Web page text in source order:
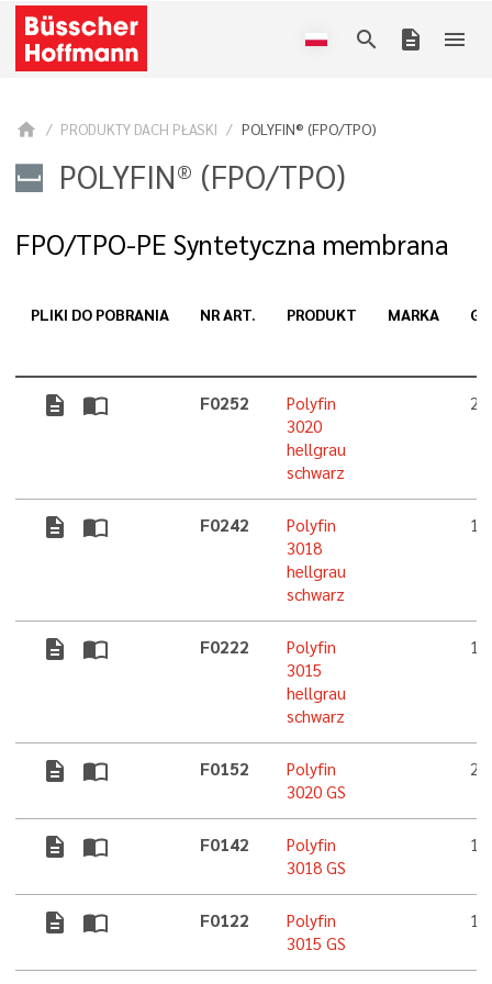
search description menu
home PRODUKTY DACH PŁASKI POLYFIN® (FPO/TPO)
POLYFIN® (FPO/TPO)
FPO/TPO-PE Syntetyczna membrana
PLIKI DO POBRANIA NR ART. PRODUKT MARKA
description import_contacts F0252
Polyfin
3020
hellgrau
schwarz
description import_contacts F0242
Polyfin
3018
hellgrau
schwarz
description import_contacts F0222
Polyfin
3015
hellgrau
schwarz
description import_contacts F0152
Polyfin
3020 GS
description import_contacts F0142
Polyfin
3018 GS
description import_contacts F0122
Polyfin
3015 GS